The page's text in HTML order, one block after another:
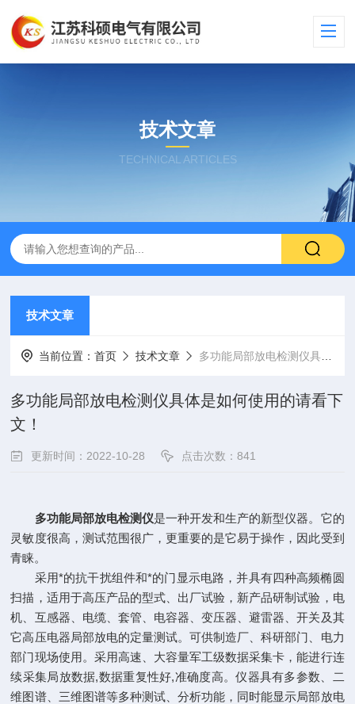
技术文章
TECHNICAL ARTICLES
技术文章
当前位置：首页 技术文章 多功能局部放电检测仪具体是如何使用的请看下文！
多功能局部放电检测仪具体是如何使用的请看下
文！
更新时间：2022-10-28 点击次数：841
多功能局部放电检测仪是一种开发和生产的新型仪器。它的
灵敏度很高，测试范围很广，更重要的是它易于操作，因此受到
青睐。
采用*的抗干扰组件和*的门显示电路，并具有四种高频椭圆
扫描，适用于高压产品的型式、出厂试验，新产品研制试验，电
机、互感器、电缆、套管、电容器、变压器、避雷器、开关及其
它高压电器局部放电的定量测试。可供制造厂、科研部门、电力
部门现场使用。采用高速、大容量军工级数据采集卡，能进行连
续采集局放数据,数据重复性好,准确度高。仪器具有多参数、二
维图谱、三维图谱等多种测试、分析功能，同时能显示局部放电